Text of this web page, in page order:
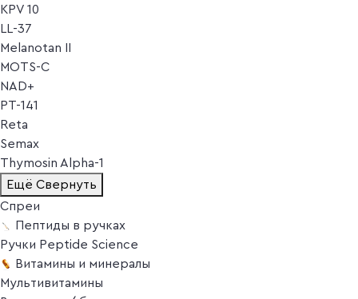
KPV 10
LL-37
Melanotan II
MOTS-C
NAD+
PT-141
Reta
Semax
Thymosin Alpha-1
Ещё Свернуть
Спреи
Пептиды в ручках
Ручки Peptide Science
Витамины и минералы
Мультивитамины